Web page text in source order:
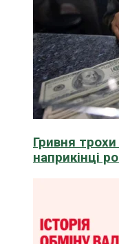
Гривня
наприкінці